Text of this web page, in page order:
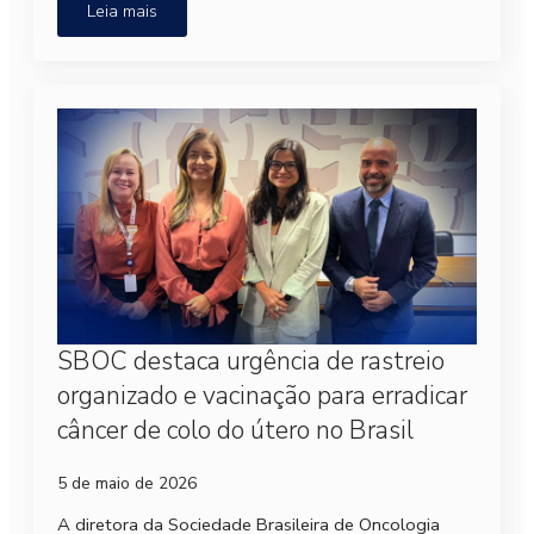
Leia mais
SBOC destaca urgência de rastreio
organizado e vacinação para erradicar
câncer de colo do útero no Brasil
5 de maio de 2026
A diretora da Sociedade Brasileira de Oncologia